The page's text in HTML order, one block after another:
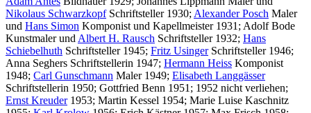
Nikolaus SchwarzkopfSchriftsteller 1930; Alexander Posch Maler
und Hans Simon Komponist und Kapellmeister 1931; Adolf Bode
Kunstmaler und Albert H. Rausch Schriftsteller 1932; Hans
Schiebelhuth Schriftsteller 1945; Fritz UsingerSchriftsteller 1946;
Anna Seghers Schriftstellerin 1947; Hermann Heiss Komponist
1948; Carl Gunschmann Maler 1949; Elisabeth Langgässer
Schriftstellerin 1950; Gottfried Benn 1951; 1952 nicht verliehen;
Ernst Kreuder1953; Martin Kessel 1954; Marie Luise Kaschnitz